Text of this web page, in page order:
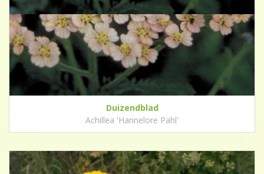
Duizendblad
Achillea 'Hannelore Pahl'